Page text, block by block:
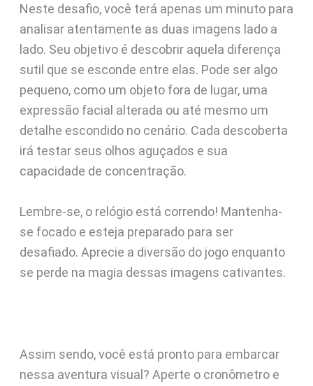
Neste desafio, você terá apenas um minuto para
analisar atentamente as duas imagens lado a
lado. Seu objetivo é descobrir aquela diferença
sutil que se esconde entre elas. Pode ser algo
pequeno, como um objeto fora de lugar, uma
expressão facial alterada ou até mesmo um
detalhe escondido no cenário. Cada descoberta
irá testar seus olhos aguçados e sua
capacidade de concentração.
Lembre-se, o relógio está correndo! Mantenha-
se focado e esteja preparado para ser
desafiado. Aprecie a diversão do jogo enquanto
se perde na magia dessas imagens cativantes.
Assim sendo, você está pronto para embarcar
nessa aventura visual? Aperte o cronômetro e